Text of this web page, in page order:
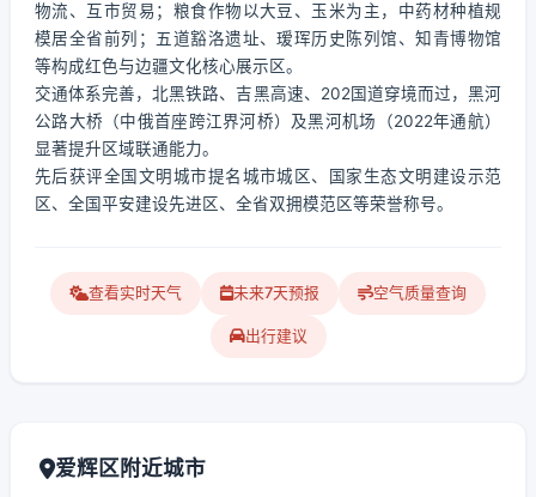
物流、互市贸易；粮食作物以大豆、玉米为主，中药材种植规
模居全省前列；五道豁洛遗址、瑷珲历史陈列馆、知青博物馆
等构成红色与边疆文化核心展示区。
交通体系完善，北黑铁路、吉黑高速、202国道穿境而过，黑河
公路大桥（中俄首座跨江界河桥）及黑河机场（2022年通航）
显著提升区域联通能力。
先后获评全国文明城市提名城市城区、国家生态文明建设示范
区、全国平安建设先进区、全省双拥模范区等荣誉称号。
查看实时天气 未来7天预报 空气质量查询
出行建议
爱辉区附近城市